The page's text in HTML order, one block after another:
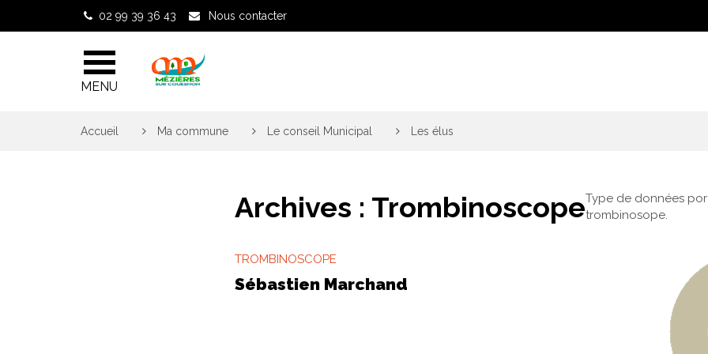
02 99 39 36 43 Nous contacter
MENU
Accueil Ma commune Le conseil Municipal Les élus
Archives : TrombinoscopeType de données
trombinosope.
TROMBINOSCOPE
Sébastien Marchand